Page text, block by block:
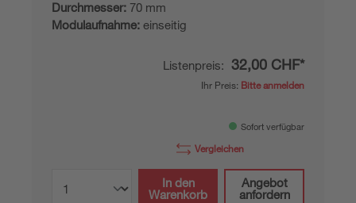
Durchmesser: 70 mm
Modulaufnahme: einseitig
Listenpreis: 32,00 CHF*
Ihr Preis: Bitte anmelden
Sofort verfügbar
Vergleichen
In den
Warenkorb
Angebot
anfordern